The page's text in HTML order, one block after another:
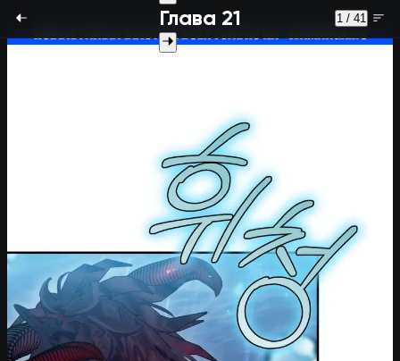
Глава 21 1 / 41